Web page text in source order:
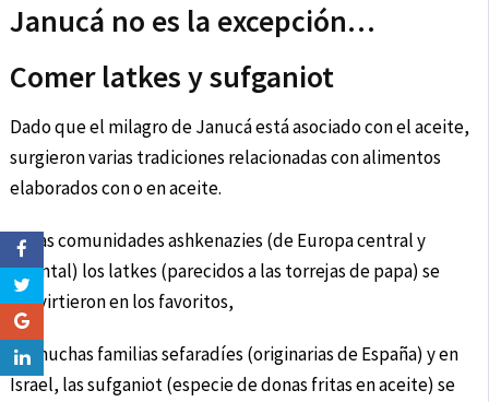
Janucá no es la excepción…
Comer latkes y sufganiot
Dado que el milagro de Janucá está asociado con el aceite,
surgieron varias tradiciones relacionadas con alimentos
elaborados con o en aceite.
En las comunidades ashkenazies (de Europa central y
oriental) los latkes (parecidos a las torrejas de papa) se
convirtieron en los favoritos,
En muchas familias sefaradíes (originarias de España) y en
Israel, las sufganiot (especie de donas fritas en aceite) se